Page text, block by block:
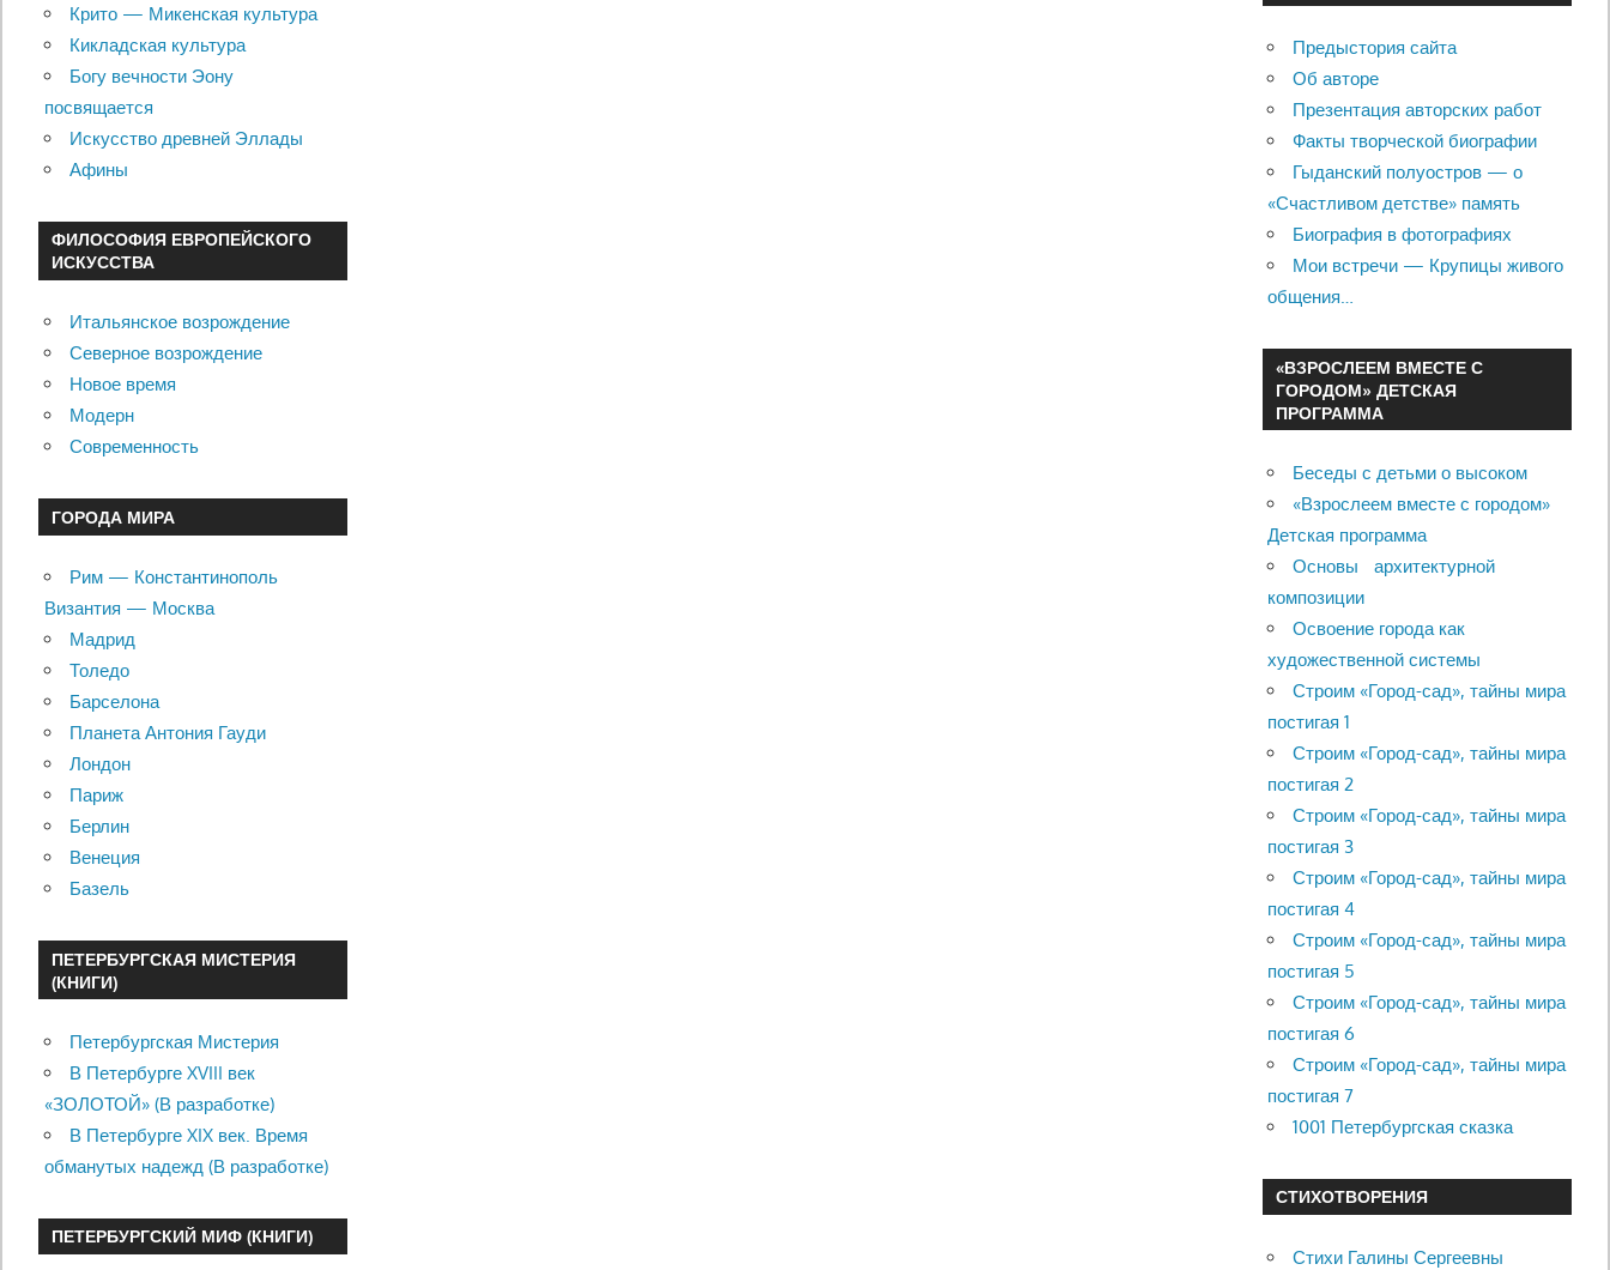
Крито — Микенская культура
Кикладская культура
Богу вечности Эону
посвящается
Искусство древней Эллады
Афины
ФИЛОСОФИЯ ЕВРОПЕЙСКОГО
ИСКУССТВА
Итальянское возрождение
Северное возрождение
Новое время
Модерн
Современность
ГОРОДА МИРА
Рим — Константинополь
Византия — Москва
Мадрид
Толедо
Барселона
Планета Антония Гауди
Лондон
Париж
Берлин
Венеция
Базель
ПЕТЕРБУРГСКАЯ МИСТЕРИЯ
(КНИГИ)
Петербургская Мистерия
В Петербурге XVIII век
«ЗОЛОТОЙ» (В разработке)
В Петербурге XIX век. Время
обманутых надежд (В разработке)
ПЕТЕРБУРГСКИЙ МИФ (КНИГИ)
Предыстория сайта
Об авторе
Презентация авторских работ
Факты творческой биографии
Гыданский полуостров — о
«Счастливом детстве» память
Биография в фотографиях
Мои встречи — Крупицы живого
общения…
«ВЗРОСЛЕЕМ ВМЕСТЕ С
ГОРОДОМ» ДЕТСКАЯ
ПРОГРАММА
Беседы с детьми о высоком
«Взрослеем вместе с городом»
Детская программа
Основы архитектурной
композиции
Освоение города как
художественной системы
Строим «Город-сад», тайны мира
постигая 1
Строим «Город-сад», тайны мира
постигая 2
Строим «Город-сад», тайны мира
постигая 3
Строим «Город-сад», тайны мира
постигая 4
Строим «Город-сад», тайны мира
постигая 5
Строим «Город-сад», тайны мира
постигая 6
Строим «Город-сад», тайны мира
постигая 7
1001 Петербургская сказка
СТИХОТВОРЕНИЯ
Стихи Галины Сергеевны